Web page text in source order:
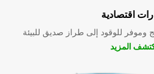
اقتصادية
للوقود إلى طراز صديق للبيئة
المزيد